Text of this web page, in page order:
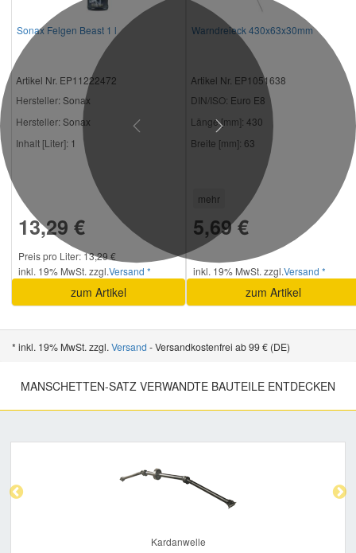
Sonax Felgen Beast 1 l
Artikel Nr. EP11222472
Hersteller: Sonax
Hersteller: Sonax
Inhalt [Liter]: 1
13,29 €
Preis pro Liter: 13,29 €
inkl. 19% MwSt. zzgl.Versand *
zum Artikel
Warndreieck 430x63x30mm
Artikel Nr. EP1051638
DIN/ISO: Euro E8
Länge [mm]: 430
Breite [mm]: 63
mehr
5,69 €
inkl. 19% MwSt. zzgl.Versand *
zum Artikel
Previous Next
* inkl. 19% MwSt. zzgl. Versand - Versandkostenfrei ab 99 € (DE)
MANSCHETTEN-SATZ VERWANDTE BAUTEILE ENTDECKEN
Kardanwelle